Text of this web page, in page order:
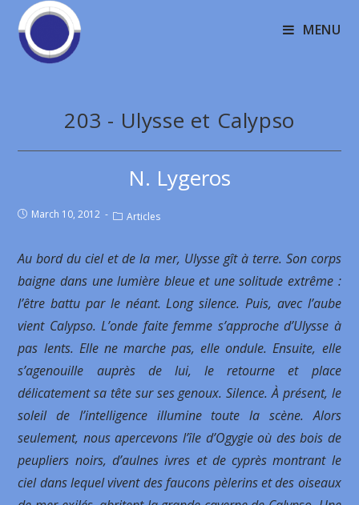
MENU
203 - Ulysse et Calypso
N. Lygeros
March 10, 2012 Articles
Au bord du ciel et de la mer, Ulysse gît à terre. Son corps
baigne dans une lumière bleue et une solitude extrême :
l’être battu par le néant. Long silence. Puis, avec l’aube
vient Calypso. L’onde faite femme s’approche d’Ulysse à
pas lents. Elle ne marche pas, elle ondule. Ensuite, elle
s’agenouille auprès de lui, le retourne et place
délicatement sa tête sur ses genoux. Silence. À présent, le
soleil de l’intelligence illumine toute la scène. Alors
seulement, nous apercevons l’île d’Ogygie où des bois de
peupliers noirs, d’aulnes ivres et de cyprès montrant le
ciel dans lequel vivent des faucons pèlerins et des oiseaux